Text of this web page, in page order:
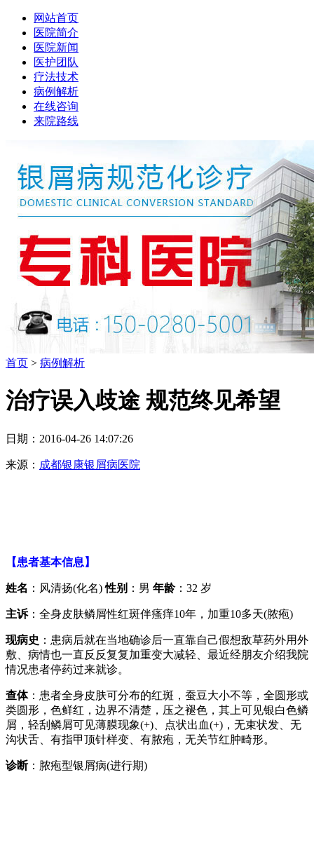
网站首页
医院简介
医院新闻
医护团队
疗法技术
病例解析
在线咨询
来院路线
首页 > 病例解析
治疗误入歧途 规范终见希望
日期：2016-04-26 14:07:26
来源： 成都银康银屑病医院
【患者基本信息】
姓名 ：风清扬(化名)性别 ：男 年龄：32 岁
主诉：全身皮肤鳞屑性红斑伴瘙痒10年，加重10多天(脓疱)
现病史 ：患病后就在当地确诊后一直靠自己假想敌草药外用外
敷、病情也一直反反复复加重变大减轻、最近经朋友介绍我院
情况患者停药过来就诊。
查体：患者全身皮肤可分布的红斑，蚕豆大小不等，全圆形或
类圆形，色鲜红，边界不清楚，压之褪色，其上可见银白色鳞
屑，轻刮鳞屑可见薄膜现象(+)、点状出血(+)，无束状发、无
沟状舌、有指甲顶针样变、有脓疱，无关节红肿畸形。
诊断：脓疱型银屑病(进行期)